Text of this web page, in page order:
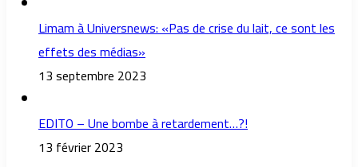
Limam à Universnews: «Pas de crise du lait, ce sont les
effets des médias»
13 septembre 2023
EDITO – Une bombe à retardement…?!
13 février 2023